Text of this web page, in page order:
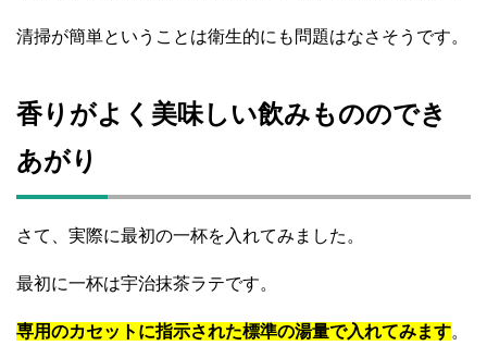
清掃が簡単ということは衛生的にも問題はなさそうです。
香りがよく美味しい飲みもののでき
あがり
さて、実際に最初の一杯を入れてみました。
最初に一杯は宇治抹茶ラテです。
専用のカセットに指示された標準の湯量で入れてみます。